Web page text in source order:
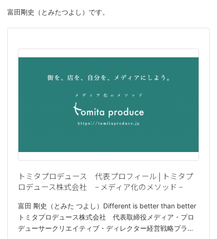
富田剛史（とみたつよし）です。
トミタプロデュース 代表プロフィール | トミタプ
ロデュース株式会社 − メディア化のメソッド −
富田 剛史（とみた つよし）Different is better than better
トミタプロデュース株式会社 代表取締役メディア・プロ
デューサークリエイティブ・ディレクター経営戦略プラ…